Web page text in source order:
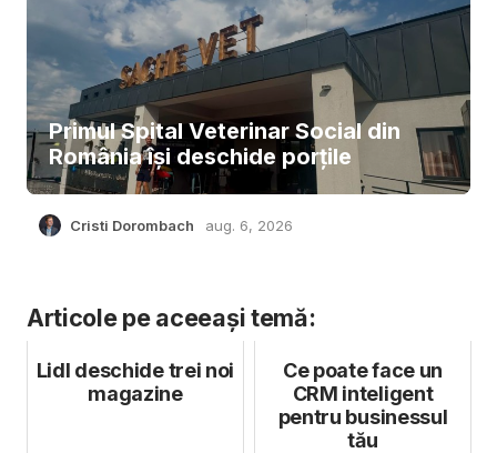
Primul Spital Veterinar Social din
România își deschide porțile
Cristi Dorombach aug. 6, 2026
Articole pe aceeași temă:
Lidl deschide trei noi
magazine
Ce poate face un
CRM inteligent
pentru businessul
tău